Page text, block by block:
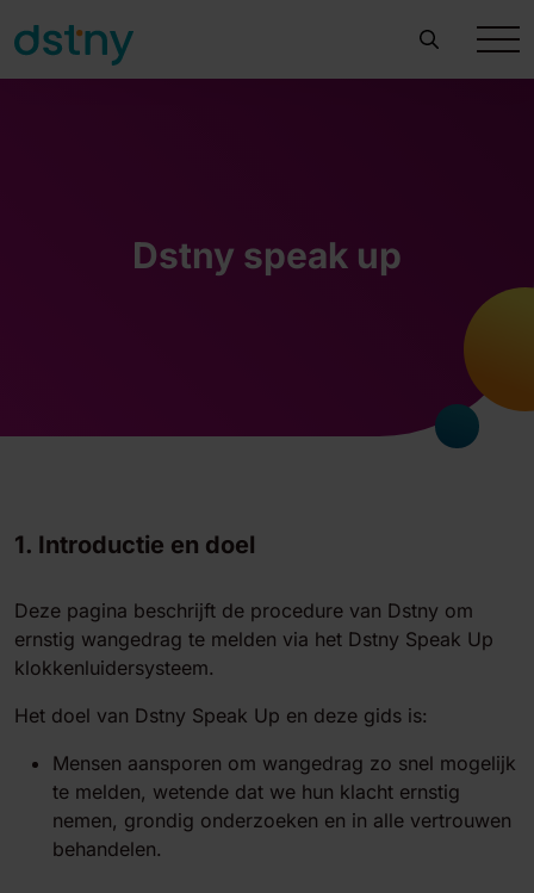
Dstny speak up
1. Introductie en doel
Deze pagina beschrijft de procedure van Dstny om
ernstig wangedrag te melden via het Dstny Speak Up
klokkenluidersysteem.
Het doel van Dstny Speak Up en deze gids is:
Mensen aansporen om wangedrag zo snel mogelijk
te melden, wetende dat we hun klacht ernstig
nemen, grondig onderzoeken en in alle vertrouwen
behandelen.